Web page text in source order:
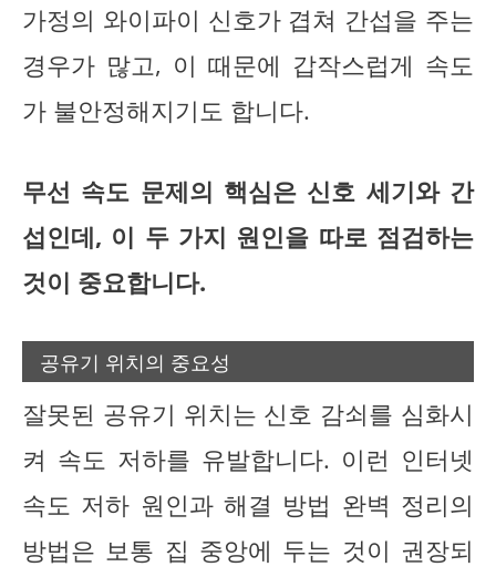
가정의 와이파이 신호가 겹쳐 간섭을 주는
경우가 많고, 이 때문에 갑작스럽게 속도
가 불안정해지기도 합니다.
무선 속도 문제의 핵심은 신호 세기와 간
섭인데, 이 두 가지 원인을 따로 점검하는
것이 중요합니다.
공유기 위치의 중요성
잘못된 공유기 위치는 신호 감쇠를 심화시
켜 속도 저하를 유발합니다. 이런 인터넷
속도 저하 원인과 해결 방법 완벽 정리의
방법은 보통 집 중앙에 두는 것이 권장되